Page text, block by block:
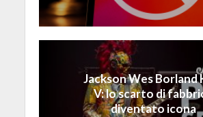
Jackson Wes Borland
V: lo scarto di
diventato icona